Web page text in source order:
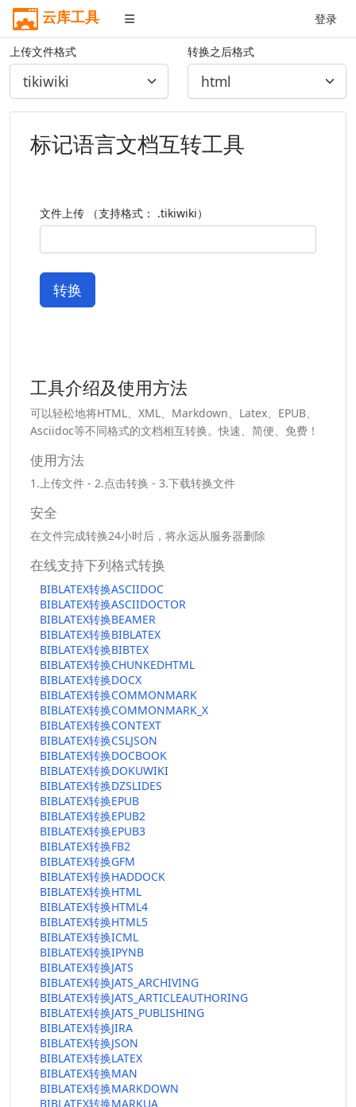
云库工具 登录
上传文件格式 转换之后格式
标记语言文档互转工具
文件上传 （支持格式： .tikiwiki）
转换
工具介绍及使用方法
可以轻松地将HTML、XML、Markdown、Latex、EPUB、
Asciidoc等不同格式的文档相互转换。快速、简便、免费！
使用方法
1.上传文件 - 2.点击转换 - 3.下载转换文件
安全
在文件完成转换24小时后，将永远从服务器删除
在线支持下列格式转换
BIBLATEX转换ASCIIDOC
BIBLATEX转换ASCIIDOCTOR
BIBLATEX转换BEAMER
BIBLATEX转换BIBLATEX
BIBLATEX转换BIBTEX
BIBLATEX转换CHUNKEDHTML
BIBLATEX转换DOCX
BIBLATEX转换COMMONMARK
BIBLATEX转换COMMONMARK_X
BIBLATEX转换CONTEXT
BIBLATEX转换CSLJSON
BIBLATEX转换DOCBOOK
BIBLATEX转换DOKUWIKI
BIBLATEX转换DZSLIDES
BIBLATEX转换EPUB
BIBLATEX转换EPUB2
BIBLATEX转换EPUB3
BIBLATEX转换FB2
BIBLATEX转换GFM
BIBLATEX转换HADDOCK
BIBLATEX转换HTML
BIBLATEX转换HTML4
BIBLATEX转换HTML5
BIBLATEX转换ICML
BIBLATEX转换IPYNB
BIBLATEX转换JATS
BIBLATEX转换JATS_ARCHIVING
BIBLATEX转换JATS_ARTICLEAUTHORING
BIBLATEX转换JATS_PUBLISHING
BIBLATEX转换JIRA
BIBLATEX转换JSON
BIBLATEX转换LATEX
BIBLATEX转换MAN
BIBLATEX转换MARKDOWN
BIBLATEX转换MARKUA